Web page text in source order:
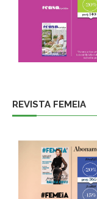
REVISTA FEMEIA